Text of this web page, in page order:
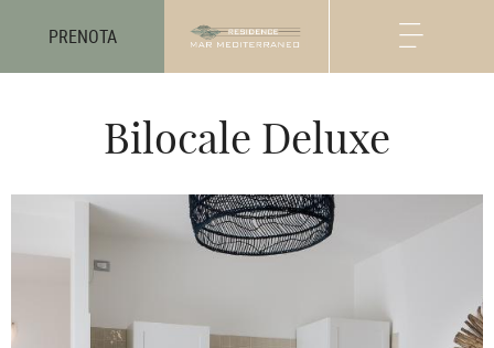
PRENOTA
Bilocale Deluxe